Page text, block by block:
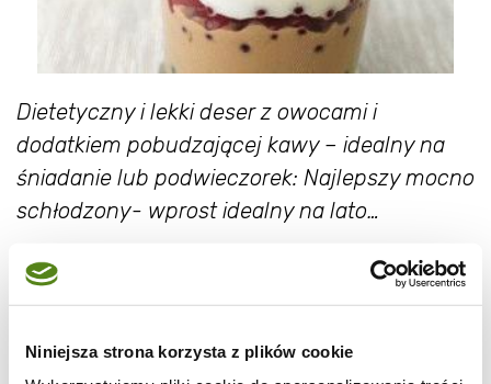
Niniejsza strona korzysta z plików cookie
Dietetyczny i lekki deser z owocami i
dodatkiem pobudzającej kawy – idealny na
śniadanie lub podwieczorek: Najlepszy mocno
schłodzony- wprost idealny na lato…
SKŁADNIKI:
200 g jogurtu greckiego (użyłam light)
1 łyżeczka kawy rozpuszczonej w 1 łyżce